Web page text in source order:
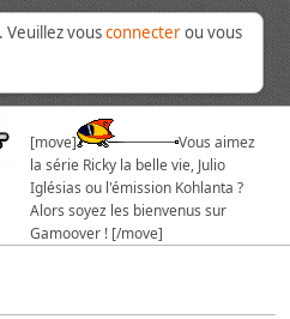
. Veuillez vousconnecterou vous
[move]
Vous aimez
la série Ricky la belle vie, Julio
Iglésias ou l'émission Kohlanta ?
Alors soyez les bienvenus sur
Gamoover ! [/move]